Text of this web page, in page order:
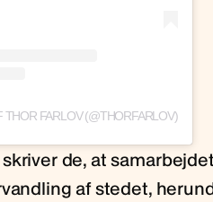
THOR FARLOV (@THORFARLOV)
de, at
af stedet,